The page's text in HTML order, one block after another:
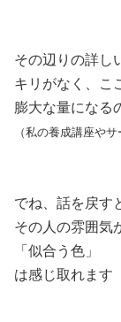
その辺りの詳し
キリがなく、こ
膨大な量になる
（私の養成講座や
でね、話を戻す
その人の雰囲気
「似合う色」
は感じ取れます